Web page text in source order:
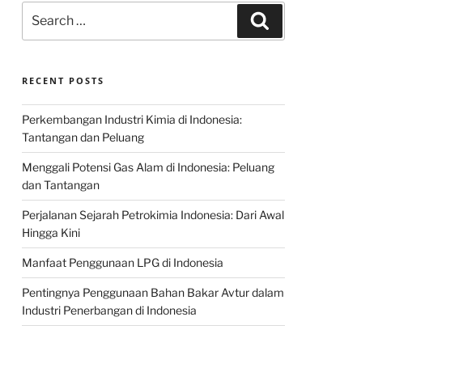
for:
RECENT POSTS
Perkembangan Industri Kimia di Indonesia:
Tantangan dan Peluang
Menggali Potensi Gas Alam di Indonesia: Peluang
dan Tantangan
Perjalanan Sejarah Petrokimia Indonesia: Dari Awal
Hingga Kini
Manfaat Penggunaan LPG di Indonesia
Pentingnya Penggunaan Bahan Bakar Avtur dalam
Industri Penerbangan di Indonesia